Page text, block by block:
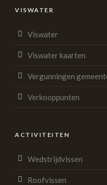
VISWATER
Viswater
Viswater kaarten
Vergunningen
Verkooppunten
ACTIVITEITEN
Wedstrijdvissen
Roofvissen